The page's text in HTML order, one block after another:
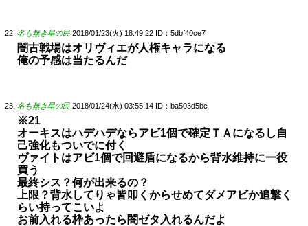
名も無き星の民 2018/01/23(火) 18:49:22 ID：5dbf40ce7
闇古戦場はオリヴィエが人権キャラになる
俺の予感は当たるんだ
名も無き星の民 2018/01/24(水) 03:55:14 ID：ba503d5bc
※21
オーキスはハデハデならアビ1個で確定ＴＡになるし自
己強化もついでに付く
ヴァイトはアビ1個で回避盾になるから背水維持に一役
買う
最終シス？何が出来るの？
上限？背水してりゃ皆叩くからせめてダメアビか追撃く
らい持ってこいよ
お前入れる枠あったら闇ゼタ入れるんだよ